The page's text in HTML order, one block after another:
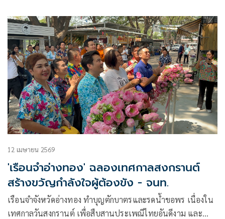
ความร้อนจากสภาพอากาศในช่วงฤดูร้อน
12 เมษายน 2569
'เรือนจำอ่างทอง' ฉลองเทศกาลสงกรานต์
สร้างขวัญกำลังใจผู้ต้องขัง - จนท.
เรือนจำจังหวัดอ่างทอง ทำบุญตักบาตรและรดน้ำขอพร เนื่องใน
เทศกาลวันสงกรานต์ เพื่อสืบสานประเพณีไทยอันดีงาม และ